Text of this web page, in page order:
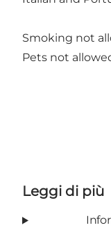
Smoking not
Pets not
Leggi di più